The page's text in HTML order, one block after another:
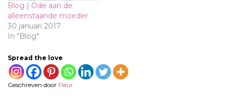
Blog | Ode aan de
alleenstaande moeder
30 januari 2017
In "Blog"
Spread the love
Geschreven door Fleur